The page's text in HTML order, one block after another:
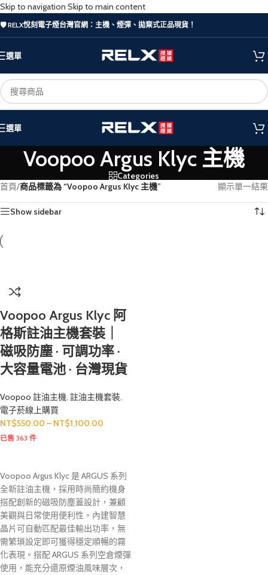
Skip to navigation Skip to main content
🛡️ RELX悅刻電子煙台灣官網：主機、煙彈、拋棄式正品現貨！
選單
選單
Voopoo Argus Klyc 主機
Categories
首頁/商品標籤為 “Voopoo Argus Klyc 主機” 顯示單一結果
Show sidebar
Voopoo Argus Klyc 阿
格斯註油主機套裝｜
磁吸防塵 · 可調功率 ·
大容量電池 · 台灣現貨
Voopoo 註油主機, 註油主機套裝,
電子菸線上購買
NT$550.00 – NT$1,100.00
已售 363 件
Voopoo Argus Klyc 是 ARGUS 系列
全新註油主機，採用時尚簡約機身
搭配創新的磁吸防塵蓋設計，兼顧
美觀與日常使用便利性。內建智慧
晶片可自動匹配最佳輸出功率，無
需繁瑣設定即可獲得穩定順暢的霧
化表現。搭配 ARGUS 系列空倉煙彈
使用，能充分還原煙油風味層次，